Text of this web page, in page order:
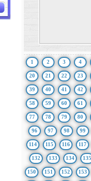
1 2 3 4
20 21 22 23
39 40 41 42
58 59 60 61
77 78 79 80
96 97 98 99
114 115 116 117
132 133 134 135
150 151 152 153